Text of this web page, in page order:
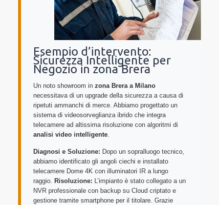
Esempio d’intervento:
Sicurezza Intelligente per
Negozio in zona Brera
Un noto showroom inzona Brera a Milano
necessitava di un upgrade della sicurezza a causa di
ripetuti ammanchi di merce. Abbiamo progettato un
sistema di videosorveglianza ibrido che integra
telecamere ad altissima risoluzione con algoritmi di
analisi video intelligente.
Diagnosi e Soluzione: Dopo un sopralluogo tecnico,
abbiamo identificato gli angoli ciechi e installato
telecamere Dome 4K con illuminatori IR a lungo
raggio. Risoluzione: L’impianto è stato collegato a un
NVR professionale con backup su Cloud criptato e
gestione tramite smartphone per il titolare. Grazie